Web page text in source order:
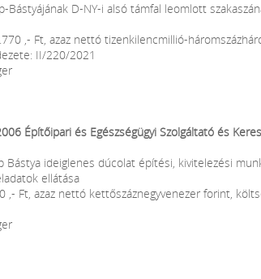
Bástyájának D-NY-i alsó támfal leomlott
,- Ft, azaz nettó tizenkilencmillió-
II/220/2021
Építőipari és Egészségügyi Szolgáltató és
Bástya ideiglenes dúcolat építési, kivitelezési
ellátása
,- Ft, azaz nettó kettőszáznegyvenezer forint,